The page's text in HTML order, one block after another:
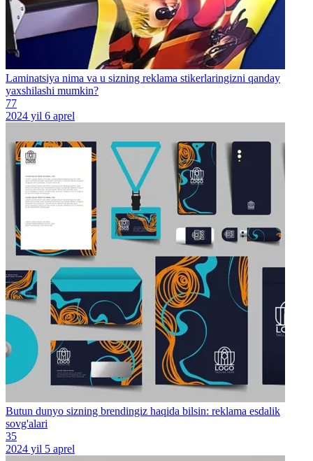
Laminatsiya nima va u sizning reklama stikerlaringizni qanday
yaxshilashi mumkin?
77
2024 yil 6 aprel
Butun dunyo sizning brendingiz haqida bilsin: reklama esdalik
sovg'alari
35
2024 yil 5 aprel